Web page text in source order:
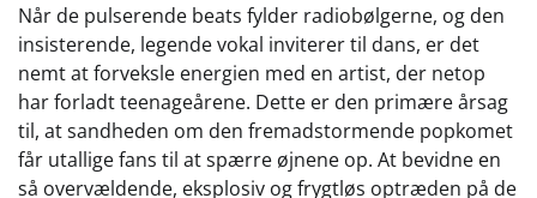
Når de pulserende beats fylder radiobølgerne, og den
insisterende, legende vokal inviterer til dans, er det
nemt at forveksle energien med en artist, der netop
har forladt teenageårene. Dette er den primære årsag
til, at sandheden om den fremadstormende popkomet
får utallige fans til at spærre øjnene op. At bevidne en
så overvældende, eksplosiv og frygtløs optræden på de